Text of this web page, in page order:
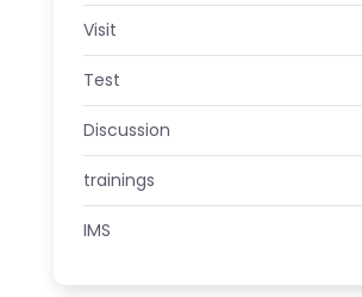
Visit
Test
Discussion
trainings
IMS